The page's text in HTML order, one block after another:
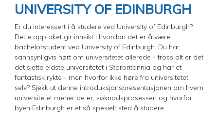
UNIVERSITY OF EDINBURGH
Er du interessert i å studere ved University of Edinburgh?
Dette opptaket gir innsikt i hvordan det er å være
bachelorstudent ved University of Edinburgh. Du har
sannsynligvis hørt om universitetet allerede - tross alt er det
det sjette eldste universitetet i Storbritannia og har et
fantastisk rykte - men hvorfor ikke høre fra universitetet
selv? Sjekk ut denne introduksjonspresentasjonen om hvem
universitetet mener de er, søknadsprosessen og hvorfor
byen Edinburgh er et så spesielt sted å studere.